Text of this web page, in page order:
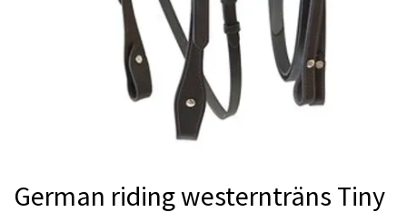
German riding westernträns Tiny